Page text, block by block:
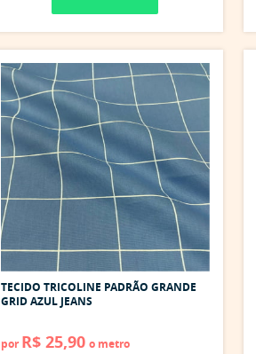
TECIDO TRICOLINE PADRÃO GRANDE
GRID AZUL JEANS
por R$ 25,90 o metro